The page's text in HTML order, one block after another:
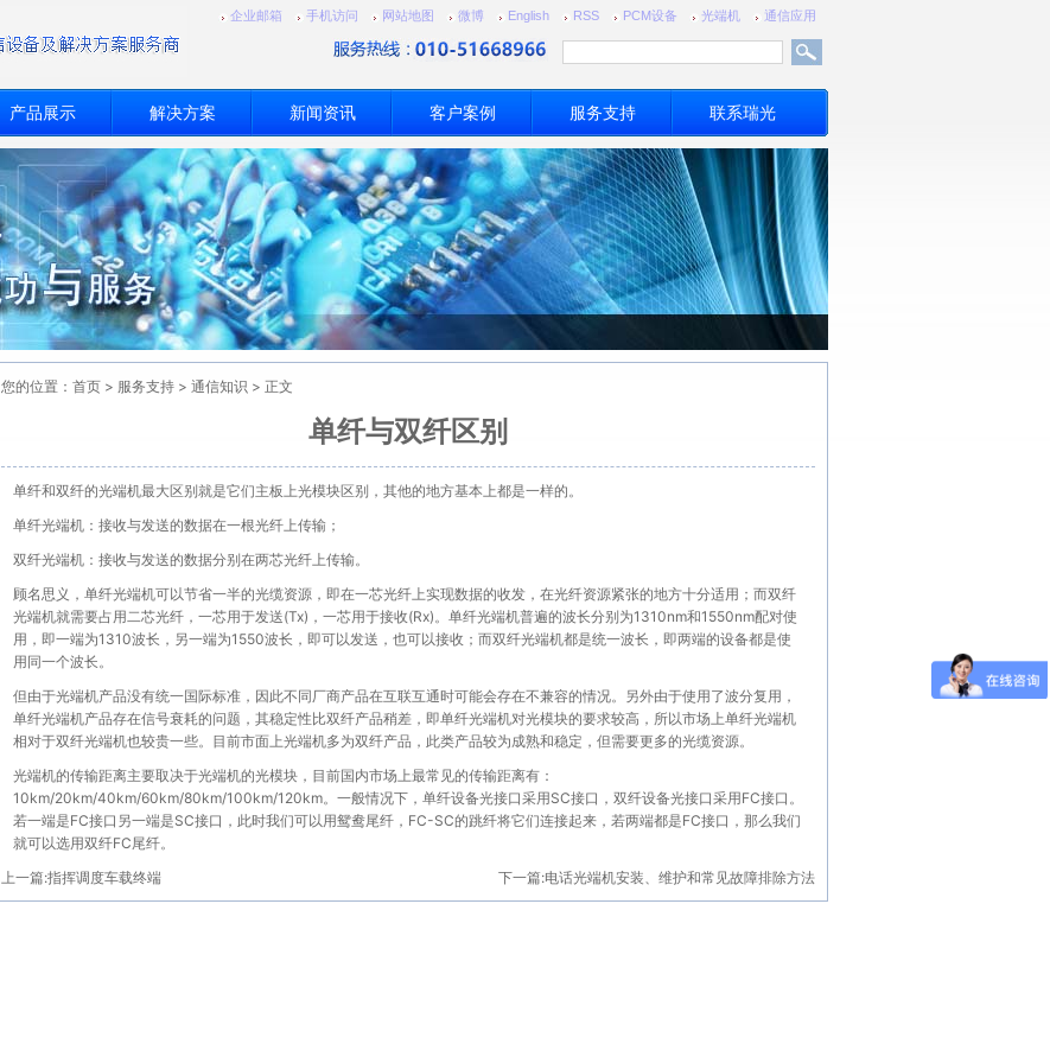
企业邮箱 手机访问 网站地图 微博 English RSS PCM设备 光端机 通信应用
产品展示 解决方案 新闻资讯 客户案例 服务支持 联系瑞光
您的位置： 首页 > 服务支持 > 通信知识 > 正文
单纤与双纤区别
单纤和双纤的光端机最大区别就是它们主板上光模块区别，其他的地方基本上都是一样的。
单纤光端机：接收与发送的数据在一根光纤上传输；
双纤光端机：接收与发送的数据分别在两芯光纤上传输。
顾名思义，单纤光端机可以节省一半的光缆资源，即在一芯光纤上实现数据的收发，在光纤资源紧张的地方十分适用；而双纤
光端机就需要占用二芯光纤，一芯用于发送(Tx)，一芯用于接收(Rx)。单纤光端机普遍的波长分别为1310nm和1550nm配对使
用，即一端为1310波长，另一端为1550波长，即可以发送，也可以接收；而双纤光端机都是统一波长，即两端的设备都是使
用同一个波长。
但由于光端机产品没有统一国际标准，因此不同厂商产品在互联互通时可能会存在不兼容的情况。另外由于使用了波分复用，
单纤光端机产品存在信号衰耗的问题，其稳定性比双纤产品稍差，即单纤光端机对光模块的要求较高，所以市场上单纤光端机
相对于双纤光端机也较贵一些。目前市面上光端机多为双纤产品，此类产品较为成熟和稳定，但需要更多的光缆资源。
光端机的传输距离主要取决于光端机的光模块，目前国内市场上最常见的传输距离有：
10km/20km/40km/60km/80km/100km/120km。一般情况下，单纤设备光接口采用SC接口，双纤设备光接口采用FC接口。
若一端是FC接口另一端是SC接口，此时我们可以用鸳鸯尾纤，FC-SC的跳纤将它们连接起来，若两端都是FC接口，那么我们
就可以选用双纤FC尾纤。
上一篇:指挥调度车载终端 下一篇:电话光端机安装、维护和常见故障排除方法